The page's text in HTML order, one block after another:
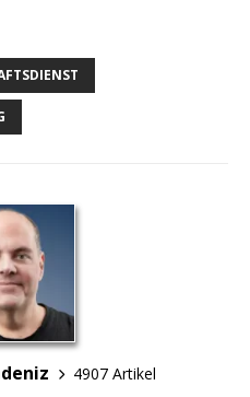
4907 Artikel